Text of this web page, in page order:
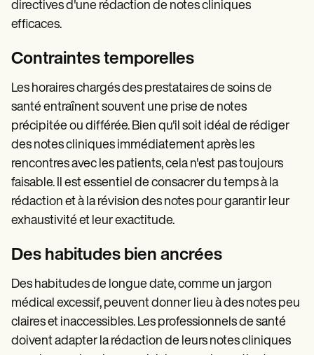
directives d'une rédaction de notes cliniques
efficaces.
Contraintes temporelles
Les horaires chargés des prestataires de soins de
santé entraînent souvent une prise de notes
précipitée ou différée. Bien qu'il soit idéal de rédiger
des notes cliniques immédiatement après les
rencontres avec les patients, cela n'est pas toujours
faisable. Il est essentiel de consacrer du temps à la
rédaction et à la révision des notes pour garantir leur
exhaustivité et leur exactitude.
Des habitudes bien ancrées
Des habitudes de longue date, comme un jargon
médical excessif, peuvent donner lieu à des notes peu
claires et inaccessibles. Les professionnels de santé
doivent adapter la rédaction de leurs notes cliniques